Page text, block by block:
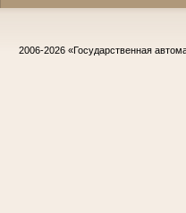
2006-2026 «Государственная